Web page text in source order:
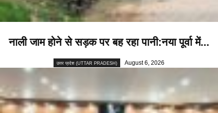
नाली जाम होने से सड़क पर बह रहा पानी:नया पूर्वा में...
उत्तर प्रदेश (UTTAR PRADESH) August 6, 2026